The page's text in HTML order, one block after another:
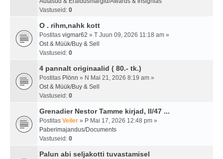
Vastuseid: 0
O . rihm,nahk kott
Postitas vigmar62 » T Juun 09, 2026 11:18 am »
Ost & Müük/Buy & Sell
Vastuseid: 0
4 pannalt originaalid ( 80.- tk.)
Postitas Plönn » N Mai 21, 2026 8:19 am »
Ost & Müük/Buy & Sell
Vastuseid: 0
Grenadier Nestor Tamme kirjad, II/47 ...
Postitas Veiler » P Mai 17, 2026 12:48 pm »
Paberimajandus/Documents
Vastuseid: 0
Palun abi seljakotti tuvastamisel